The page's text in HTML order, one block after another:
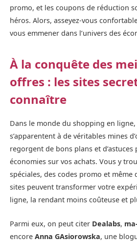
promo, et les coupons de réduction
héros. Alors, asseyez-vous
vous emmener dans l’univers des
À la conquête des
offres : les sites
connaître
Dans le monde du shopping en
s’apparentent à de véritables mines
regorgent de bons plans et
économies sur vos achats. Vous y
spéciales, des codes promo et même
sites peuvent transformer votre
ligne, la rendant moins coûteuse et
Parmi eux, on peut citer Dealabs,
encore Anna GAsiorowska, une